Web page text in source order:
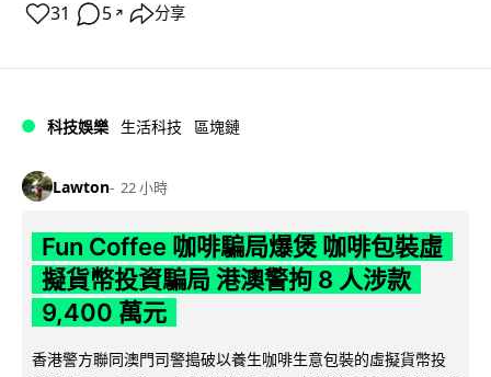
31 5 ↗ 分享
科技娛樂 生活科技 區塊鏈
Lawton 22 小時
Fun Coffee 咖啡騙局爆煲 咖啡包裝虛
擬貨幣投資騙局 港澳警拘 8 人涉款
9,400 萬元
香港警方聯同澳門司警搗破以養生咖啡生意包裝的虛擬貨幣投